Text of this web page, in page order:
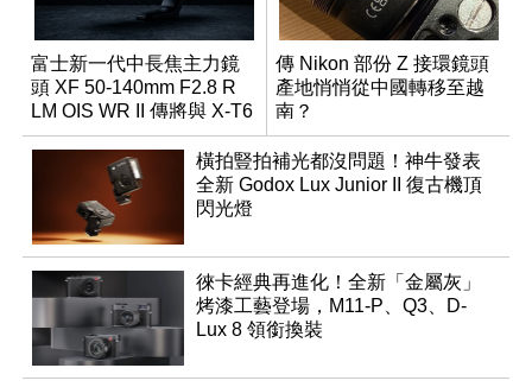
富士新一代中長焦主力鏡
頭 XF 50-140mm F2.8 R
LM OIS WR II 傳將與 X-T6
同步亮相
傳 Nikon 部份 Z 接環鏡頭
產地悄悄從中國轉移至越
南？
橫拍豎拍補光都沒問題！神牛發表
全新 Godox Lux Junior II 復古機頂
閃光燈
徠卡經典再進化！全新「金屬灰」
烤漆工藝登場，M11-P、Q3、D-
Lux 8 領銜換裝